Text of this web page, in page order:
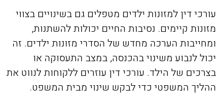
עורכי דין למזונות ילדים מטפלים גם בשינויים בצווי
מזונות קיימים. נסיבות החיים יכולות להשתנות,
ומחייבות הערכה מחדש של הסדרי מזונות ילדים. זה
יכול לנבוע משינוי בהכנסה, במצב התעסוקה או
בצרכים של הילד. עורכי דין עוזרים ללקוחות לנווט את
ההליך המשפטי כדי לבקש שינוי מבית המשפט.